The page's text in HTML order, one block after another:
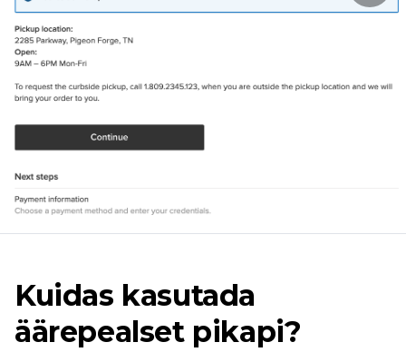
Kuidas kasutada
äärepealset pikapi?